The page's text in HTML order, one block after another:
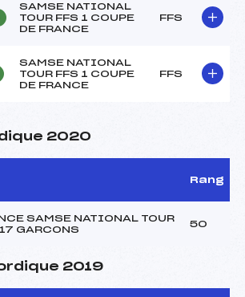
SAMSE NATIONAL
TOUR FFS 1 COUPE
DE FRANCE
FFS
SAMSE NATIONAL
TOUR FFS 1 COUPE
DE FRANCE
FFS
2020
Rang
SAMSE NATIONAL TOUR
GARCONS
50
2019